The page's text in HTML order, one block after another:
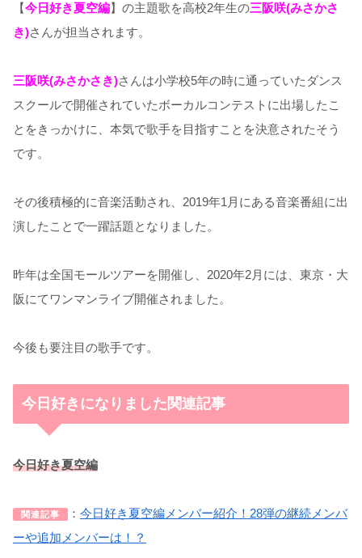
【今日好き夏空編】の主題歌を高校2年生の三阪咲(みさかさ
き)さんが担当されます。
三阪咲(みさかさき)さんは小学校5年の時に通っていたダンス
スクールで開催されていたボーカルコンテストに出場したこ
とをきっかけに、本気で歌手を目指すことを決意されたそう
です。
その後積極的に音楽活動され、2019年1月にある音楽番組に出
演したことで一躍話題となりました。
昨年は全国モールツアーを開催し、2020年2月には、東京・大
阪にてワンマンライブ開催されました。
今後も要注目の歌手です。
今日好きになりました関連記事
今日好き夏空編
関連記事 ： 今日好き夏空編メンバー紹介！28弾の継続メンバ
ーや追加メンバーは！？